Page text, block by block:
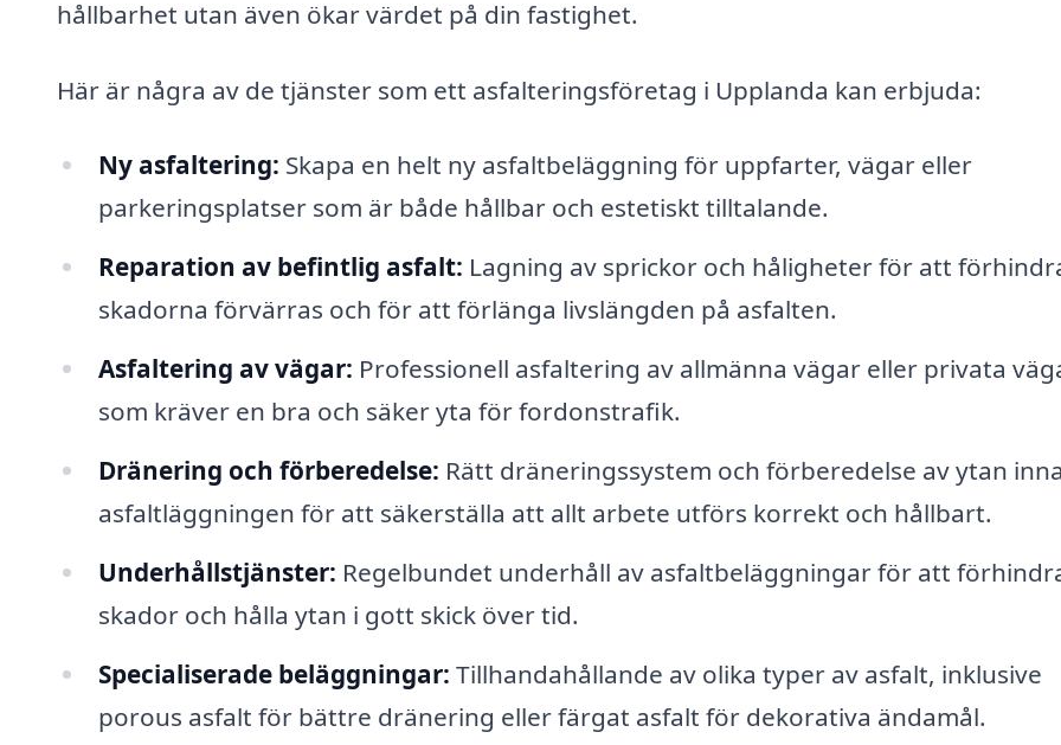
hållbarhet utan även ökar värdet på din fastighet.
Här är några av de tjänster som ett asfalteringsföretag i Upplanda kan erbjuda:
Ny asfaltering: Skapa en helt ny asfaltbeläggning för uppfarter, vägar eller
parkeringsplatser som är både hållbar och estetiskt tilltalande.
Reparation av befintlig asfalt: Lagning av sprickor och håligheter för att
skadorna förvärras och för att förlänga livslängden på asfalten.
Asfaltering av vägar: Professionell asfaltering av allmänna vägar eller privata
som kräver en bra och säker yta för fordonstrafik.
Dränering och förberedelse: Rätt dräneringssystem och förberedelse av ytan
asfaltläggningen för att säkerställa att allt arbete utförs korrekt och hållbart.
Underhållstjänster: Regelbundet underhåll av asfaltbeläggningar för att
skador och hålla ytan i gott skick över tid.
Specialiserade beläggningar: Tillhandahållande av olika typer av asfalt, inklusive
porous asfalt för bättre dränering eller färgat asfalt för dekorativa ändamål.